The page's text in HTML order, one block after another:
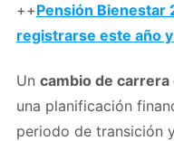
++Pensión Bienestar
registrarse este año
Un cambio de
una planificación
periodo de transición